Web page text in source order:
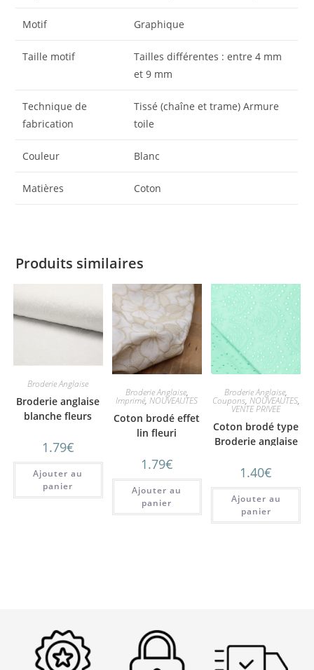
Motif Graphique
Taille motif
Tailles différentes : entre 4 mm
et 9 mm
Technique de
fabrication
Tissé (chaîne et trame) Armure
toile
Couleur Blanc
Matières Coton
Produits similaires
Broderie Anglaise
Broderie anglaise
blanche fleurs
1.79€
Ajouter au
panier
Broderie Anglaise,
Imprimé,NOUVEAUTES
Coton brodé effet
lin fleuri
1.79€
Ajouter au
panier
Broderie Anglaise,
Coupons, NOUVEAUTES,
VENTE PRIVEE
Coton brodé type
Broderie anglaise
arc en ciel
1.40€
Ajouter au
panier